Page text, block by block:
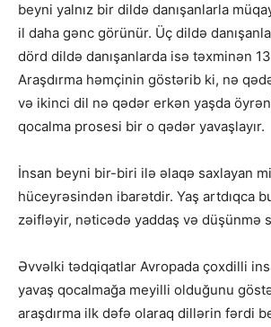
beyni yalnız bir dildə danışanlarla
il daha gənc görünür. Üç dildə
dörd dildə danışanlarda isə təxminən 13
Araşdırma həmçinin göstərib ki, nə
və ikinci dil nə qədər erkən yaşda
qocalma prosesi bir o qədər yavaşlayır.
İnsan beyni bir-biri ilə əlaqə saxlayan
hüceyrəsindən ibarətdir. Yaş artdıqca
zəifləyir, nəticədə yaddaş və düşünmə
Əvvəlki tədqiqatlar Avropada çoxdilli
yavaş qocalmağa meyilli olduğunu
araşdırma ilk dəfə olaraq dillərin fərdi